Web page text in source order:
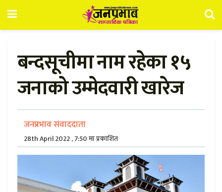
बन्दसूचीमा नाम रहेका १५
जनाको उम्मेदवारी खारेज
जनप्रभाव संवाददाता
28th April 2022 , 7:50 मा प्रकाशित